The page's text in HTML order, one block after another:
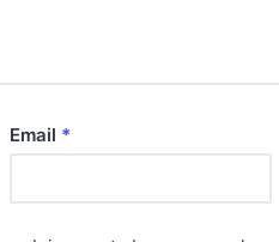
Email *